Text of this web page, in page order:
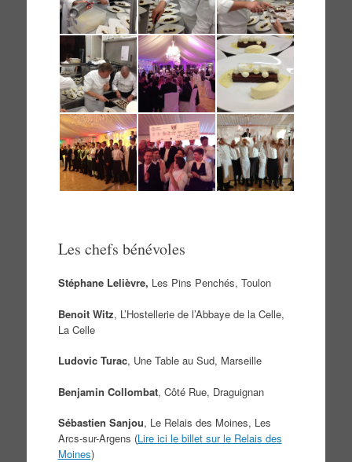
Les chefs bénévoles
Stéphane Lelièvre, Les Pins Penchés, Toulon
Benoit Witz, L’Hostellerie de l’Abbaye de la Celle,
La Celle
Ludovic Turac, Une Table au Sud, Marseille
Benjamin Collombat, Côté Rue, Draguignan
Sébastien Sanjou, Le Relais des Moines, Les
Arcs-sur-Argens (Lire ici le billet sur le Relais des
Moines)